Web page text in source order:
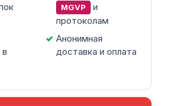
MGVP
и
протоколам
Анонимная
доставка и оплата